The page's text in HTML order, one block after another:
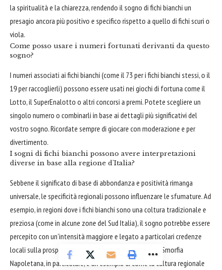
la spiritualità e la chiarezza, rendendo il sogno di fichi bianchi un
presagio ancora più positivo e specifico rispetto a quello di fichi scuri o
viola.
Come posso usare i numeri fortunati derivanti da questo
sogno?
I numeri associati ai fichi bianchi (come il 73 per i fichi bianchi stessi, o il
19 per raccoglierli) possono essere usati nei giochi di fortuna come il
Lotto, il SuperEnalotto o altri concorsi a premi. Potete scegliere un
singolo numero o combinarli in base ai dettagli più significativi del
vostro sogno. Ricordate sempre di giocare con moderazione e per
divertimento.
I sogni di fichi bianchi possono avere interpretazioni
diverse in base alla regione d'Italia?
Sebbene il significato di base di abbondanza e positività rimanga
universale, le specificità regionali possono influenzare le sfumature. Ad
esempio, in regioni dove i fichi bianchi sono una coltura tradizionale e
preziosa (come in alcune zone del Sud Italia), il sogno potrebbe essere
percepito con un'intensità maggiore e legato a particolari credenze
locali sulla prosperità e la benedizione della terra. La Smorfia
Napoletana, in particolare, è un esempio di come la cultura regionale